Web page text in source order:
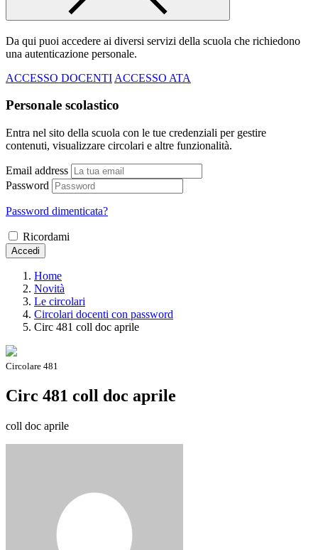
Da qui puoi accedere ai diversi servizi della scuola che richiedono
una autenticazione personale.
ACCESSO DOCENTI ACCESSO ATA
Personale scolastico
Entra nel sito della scuola con le tue credenziali per gestire
contenuti, visualizzare circolari e altre funzionalità.
Email address
Password
Password dimenticata?
Ricordami
Accedi
Home
Novità
Le circolari
Circolari docenti con password
Circ 481 coll doc aprile
Circolare 481
Circ 481 coll doc aprile
coll doc aprile